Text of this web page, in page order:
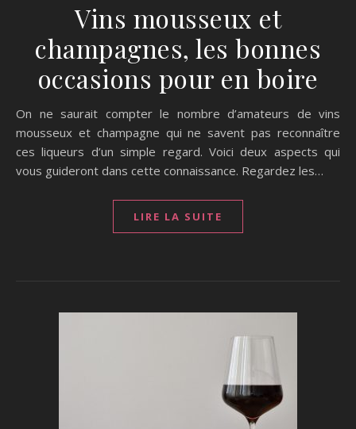
Vins mousseux et
champagnes, les bonnes
occasions pour en boire
On ne saurait compter le nombre d’amateurs de vins
mousseux et champagne qui ne savent pas reconnaître
ces liqueurs d’un simple regard. Voici deux aspects qui
vous guideront dans cette connaissance. Regardez les…
LIRE LA SUITE